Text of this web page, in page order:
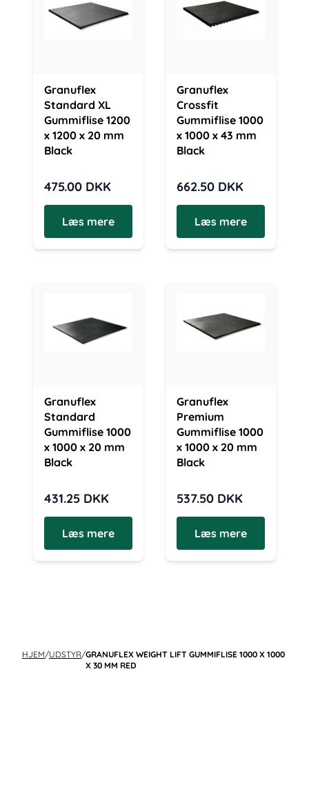
Granuflex
Standard XL
Gummiflise 1200
x 1200 x 20 mm
Black
475.00 DKK
Læs mere
Granuflex
Crossfit
Gummiflise 1000
x 1000 x 43 mm
Black
662.50 DKK
Læs mere
Granuflex
Standard
Gummiflise 1000
x 1000 x 20 mm
Black
431.25 DKK
Læs mere
Granuflex
Premium
Gummiflise 1000
x 1000 x 20 mm
Black
537.50 DKK
Læs mere
HJEM/UDSTYR/GRANUFLEX WEIGHT LIFT GUMMIFLISE 1000 X 1000
X 30 MM RED